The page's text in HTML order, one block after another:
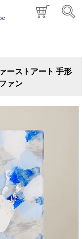
ーストアート 手形
ァン